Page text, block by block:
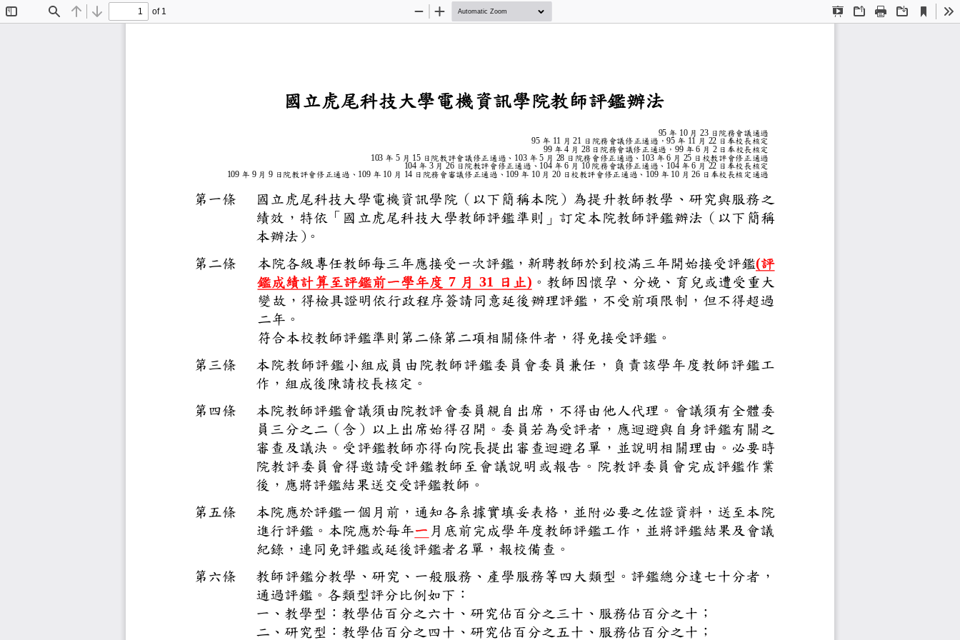
Find Previous
Next
of 1
Presentation
OpenPrint Download
Current
View
Zoom
Zoom
國立虎尾科技大學電
機資訊學院教師評鑑辦法
95年 10月 23日 院務會議通過
95年 11月 21日 院務會議修正通過
，95年 11月 22日奉校長核定
99年 4 月 28日 院務會議
修正通過
，99年 6 月 2 日 奉校長核定
103
年 5 月 15日院教評會議
修正通過
、 103
年 5 月 28日院務會
修正通過
、 103
年 6 月 25日校教評會
修正通過
104
年 3 月 26日院教評會
修正通過
、 104
年 6 月 10院務會議修正通過
、 104
年 6 月 22日 奉校長核定
109
年 9 月 9 日 院教評會修正通 過、109
年 10月 14日院
務會審議
修正通 過 、 109
年 10月 20日 校教評會
修正通過
、 109年 10月 26日 奉校 長核 定通過
第一條國立虎尾科技大學電機資訊學院（以下簡稱本院）為提升教師教學、研
績效，特依「國立虎尾科技大學教師評鑑準則」訂定本院
教師評鑑辦法（以下簡稱
本辦法）
。
第二條本院各級專任教師每三年應接受一次評鑑，新聘教師於到校滿三年開始接
(評
鑑成績計算至評鑑前一學年度
7 月 31 日止
) 。 教師因懷孕、分娩、育兒或遭受重大
變故，得檢具證明依行政程序簽請同意延後辦理評鑑，不受前項限制，
二年。
符合本校教師評鑑準則
第二條第二項相關條件者，得免接受評鑑。
第三條本院教師評鑑小組
成員
由 院教師評鑑委員會
委員兼任，負責該學年度教師評鑑工
作，組成後陳請校長核定。
第四條本院教師評鑑會議須由院教評會委員親自出席，不得由他人代理。會議
員三分之二（含）以上出席始得召開。委員若為受評者，應迴避與自身
審查及議決。受評鑑教師亦得向院長提出審查迴避名單，並說明相關理
院教評委
員會得邀請受評鑑教師至會議說明或報告。
院教評委員會完成評鑑作業
後，應將評鑑結果送交受評鑑教師。
第五條本院應於評鑑一個月前，通知各系據實填妥表格，並附必要之佐證資料
進行評鑑。本院應於每年
一 月底前完成學年度教師評鑑工作，並將評鑑結果及會議
紀錄，連同免評鑑或延後評鑑者名單，報校備查。
第六條教師評鑑分教學、研究、
一般服務、產學服務
等四 大類型。評鑑總分達七十分者，
通過評鑑。
各類型評分比例
如下：
一、教學型：教學佔百分之六十、研究佔百分之三十、服務佔百分之十；
二、研究型：教學佔百分之四十、研究佔百分之
五十、服務佔百分之十；